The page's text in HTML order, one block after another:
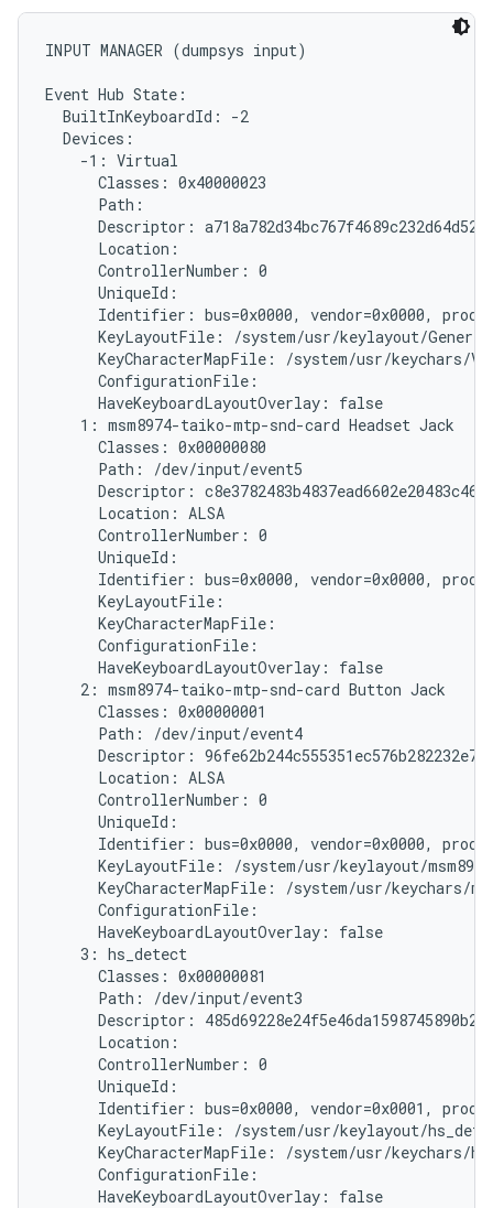
INPUT MANAGER (dumpsys input)
Event Hub State:
  BuiltInKeyboardId: -2
  Devices:
    -1: Virtual
      Classes: 0x40000023
      Path:
Descriptor:
      Location:
      ControllerNumber: 0
      UniqueId:
Identifier: bus=0x0000, vendor=0x0000,
KeyLayoutFile: /system/usr/keylayout/
KeyCharacterMapFile: /system/usr/keychars/
      ConfigurationFile:
      HaveKeyboardLayoutOverlay: false
    1: msm8974-taiko-mtp-snd-card Headset Jack
      Classes: 0x00000080
      Path: /dev/input/event5
Descriptor:
      Location: ALSA
      ControllerNumber: 0
      UniqueId:
Identifier: bus=0x0000, vendor=0x0000,
      KeyLayoutFile:
      KeyCharacterMapFile:
      ConfigurationFile:
      HaveKeyboardLayoutOverlay: false
    2: msm8974-taiko-mtp-snd-card Button Jack
      Classes: 0x00000001
      Path: /dev/input/event4
Descriptor:
      Location: ALSA
      ControllerNumber: 0
      UniqueId:
Identifier: bus=0x0000, vendor=0x0000,
KeyLayoutFile: /system/usr/keylayout/
KeyCharacterMapFile: /system/usr/keychars/
      ConfigurationFile:
      HaveKeyboardLayoutOverlay: false
    3: hs_detect
      Classes: 0x00000081
      Path: /dev/input/event3
Descriptor:
      Location:
      ControllerNumber: 0
      UniqueId:
Identifier: bus=0x0000, vendor=0x0001,
KeyLayoutFile: /system/usr/keylayout/
KeyCharacterMapFile: /system/usr/keychars/
      ConfigurationFile:
      HaveKeyboardLayoutOverlay: false